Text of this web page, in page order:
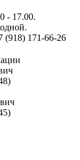
- 17.00.
(918) 171-66-26